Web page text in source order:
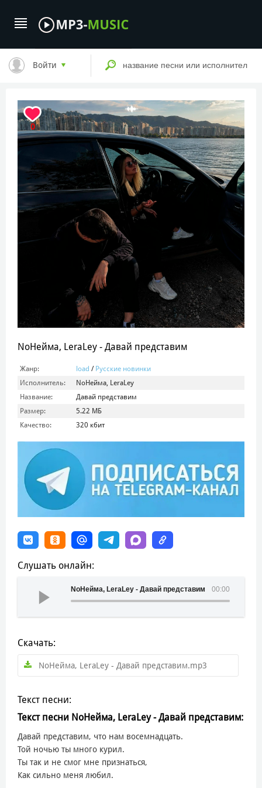
Войти
0
NoНейма, LeraLey - Давай представим
Жанр: load / Русские новинки
Исполнитель:
NoНейма, LeraLey
Название:
Давай представим
Размер:
5.22 МБ
Качество:
320 кбит
Слушать онлайн:
00:00
NoНейма, LeraLey - Давай представим
Скачать:
NoНейма, LeraLey - Давай представим.mp3
Текст песни:
Текст песни NoНейма, LeraLey - Давай представим:
Давай представим, что нам восемнадцать.
Той ночью ты много курил.
Ты так и не смог мне признаться,
Как сильно меня любил.